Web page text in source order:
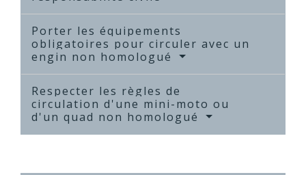
Porter les équipements
obligatoires pour circuler avec un
engin non homologué
Respecter les règles de
circulation d'une mini-moto ou
d'un quad non homologué